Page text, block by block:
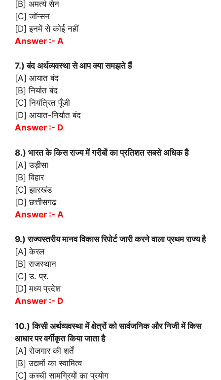
[B] अमर्त्य सेन
[C] जॉन्सन
[D] इनमें से कोई नहीं
Answer :- A
7.) बंद अर्थव्यवस्था से आप क्या समझते हैं
[A] आयात बंद
[B] निर्यात बंद
[C] नियंत्रित पूँजी
[D] आयात-निर्यात बंद
Answer :- D
8.) भारत के किस राज्य में गरीबों का प्रतिशत सबसे अधिक है
[A] उड़ीसा
[B] विहार
[C] झारखंड
[D] छत्तीसगढ़
Answer :- A
9.) राज्यस्तरीय मानव विकास रिपोर्ट जारी करने वाला प्रथम राज्य है
[A] केरल
[B] राजस्थान
[C] उ. प्र.
[D] मध्य प्रदेश
Answer :- D
10.) किसी अर्थव्यवस्था में क्षेत्रों को सार्वजनिक और निजी में किस
आधार पर वर्गीकृत किया जाता है
[A] रोजगार की शर्तें
[B] उद्यमों का स्वामित्व
[C] कच्ची सामग्रियों का प्रयोग